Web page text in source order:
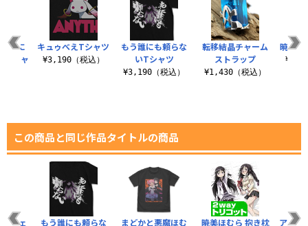
もう誰にも頼らな
いTシャツ
¥3,190（税込）
転移結晶チャーム
ストラップ
¥1,430（税込）
暁美ほ
なに
シャ
キュゥべえTシャツ
¥3,190（税込）
この商品と同じ作品タイトルの商品
まどかと悪魔ほむ 暁美ほむら 抱き枕 アルテ
ジェ もう誰にも頼らな